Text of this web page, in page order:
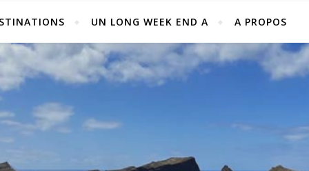
UN LONG WEEK END A A PROPOS